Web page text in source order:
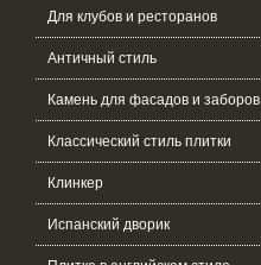
Для клубов и ресторанов
Античный стиль
Камень для фасадов и заборов
Классический стиль плитки
Клинкер
Испанский дворик